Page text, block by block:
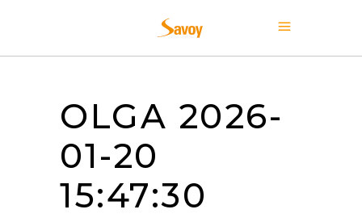
OLGA 2026-
01-20
15:47:30